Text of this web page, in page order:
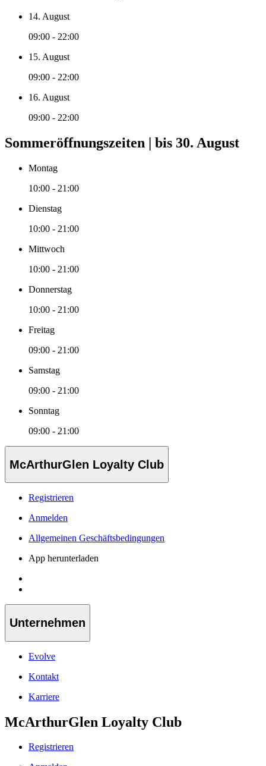
14. August
09:00 - 22:00
15. August
09:00 - 22:00
16. August
09:00 - 22:00
Sommeröffnungszeiten | bis 30. August
Montag
10:00 - 21:00
Dienstag
10:00 - 21:00
Mittwoch
10:00 - 21:00
Donnerstag
10:00 - 21:00
Freitag
09:00 - 21:00
Samstag
09:00 - 21:00
Sonntag
09:00 - 21:00
McArthurGlen Loyalty Club
Registrieren
Anmelden
Allgemeinen Geschäftsbedingungen
App herunterladen
Unternehmen
Evolve
Kontakt
Karriere
McArthurGlen Loyalty Club
Registrieren